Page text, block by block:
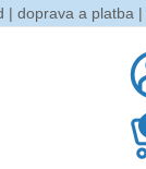
| doprava a platba |